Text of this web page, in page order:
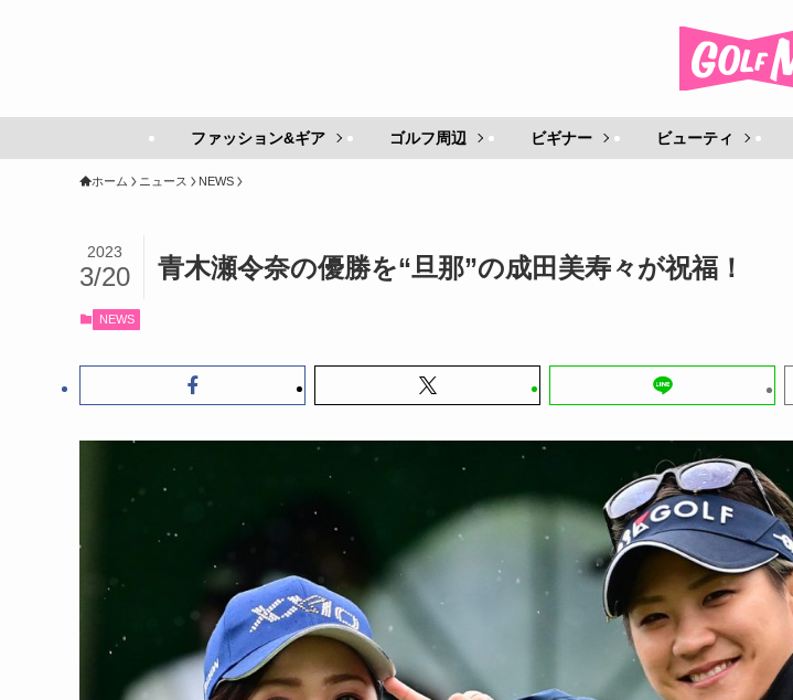
ファッション&ギア ゴルフ周辺 ビギナー ビューティ
ホーム ニュース NEWS
青木瀬令奈の優勝を“旦那”の成田美寿々が祝福！
2023
3/20
NEWS